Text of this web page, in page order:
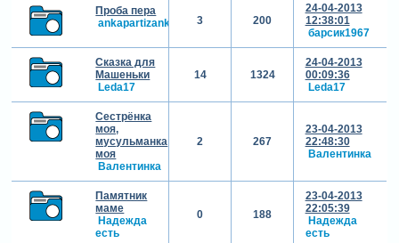
Проба пера
ankapartizanka
3 200
24-04-2013
12:38:01
барсик1967
Сказка для
Машеньки
Leda17
14 1324
24-04-2013
00:09:36
Leda17
Сестрёнка
моя,
мусульманка
моя
Валентинка
2 267
23-04-2013
22:48:30
Валентинка
Памятник
маме
Надежда
есть
0 188
23-04-2013
22:05:39
Надежда
есть